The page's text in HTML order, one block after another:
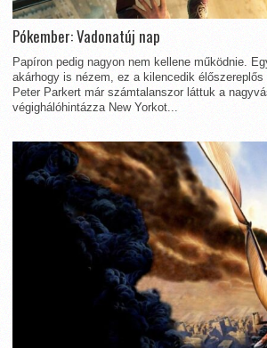
Pókember: Vadonatúj nap
Papíron pedig nagyon nem kellene működnie.
akárhogy is nézem, ez a kilencedik élőszereplős
Peter Parkert már számtalanszor láttuk a
végighálóhintázza New Yorkot...